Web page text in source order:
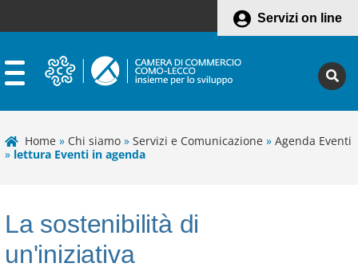
Servizi on line
Home » Chi siamo » Servizi e Comunicazione » Agenda Eventi
» lettura Eventi in agenda
La sostenibilità di
un'iniziativa